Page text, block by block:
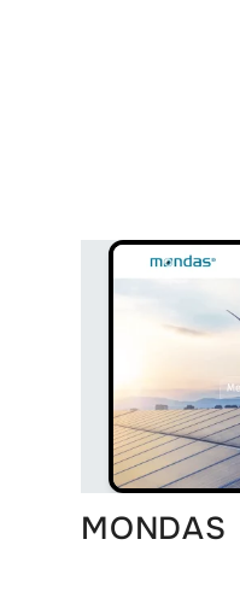
MONDAS